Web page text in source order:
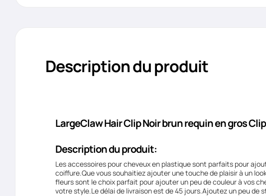
Description du produit
LargeClaw Hair Clip Noir brun requin en gros
Description du produit:
Les accessoires pour cheveux en plastique sont parfaits pour
coiffure.Que vous souhaitiez ajouter une touche de plaisir à un
fleurs sont le choix parfait pour ajouter un peu de couleur à vos
votre style.Le délai de livraison est de 45 jours.Ajoutez un peu